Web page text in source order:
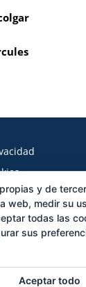
Tfno:982562589
y de
web, medir su
todas las
sus
Aceptar todo